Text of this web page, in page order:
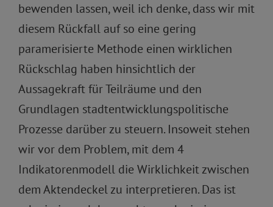
bewenden lassen, weil ich denke, dass wir mit
diesem Rückfall auf so eine gering
paramerisierte Methode einen wirklichen
Rückschlag haben hinsichtlich der
Aussagekraft für Teilräume und den
Grundlagen stadtentwicklungspolitische
Prozesse darüber zu steuern. Insoweit stehen
wir vor dem Problem, mit dem 4
Indikatorenmodell die Wirklichkeit zwischen
dem Aktendeckel zu interpretieren. Das ist